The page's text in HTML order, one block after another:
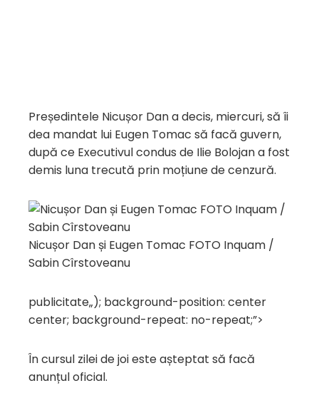
Președintele Nicușor Dan a decis, miercuri, să îi
dea mandat lui Eugen Tomac să facă guvern,
după ce Executivul condus de Ilie Bolojan a fost
demis luna trecută prin moțiune de cenzură.
Nicușor Dan și Eugen Tomac FOTO Inquam /
Sabin Cîrstoveanu
publicitate„); background-position: center
center; background-repeat: no-repeat;”>
În cursul zilei de joi este așteptat să facă
anunțul oficial.